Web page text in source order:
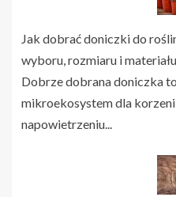
Jak dobrać doniczki do
wyboru, rozmiaru i materiału
Dobrze dobrana doniczka
mikroekosystem dla korzeni
napowietrzeniu...